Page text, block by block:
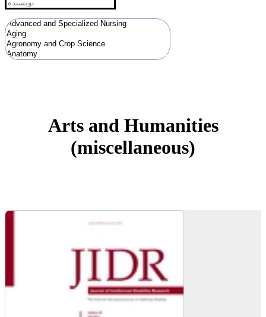
Arts and Humanities
(miscellaneous)